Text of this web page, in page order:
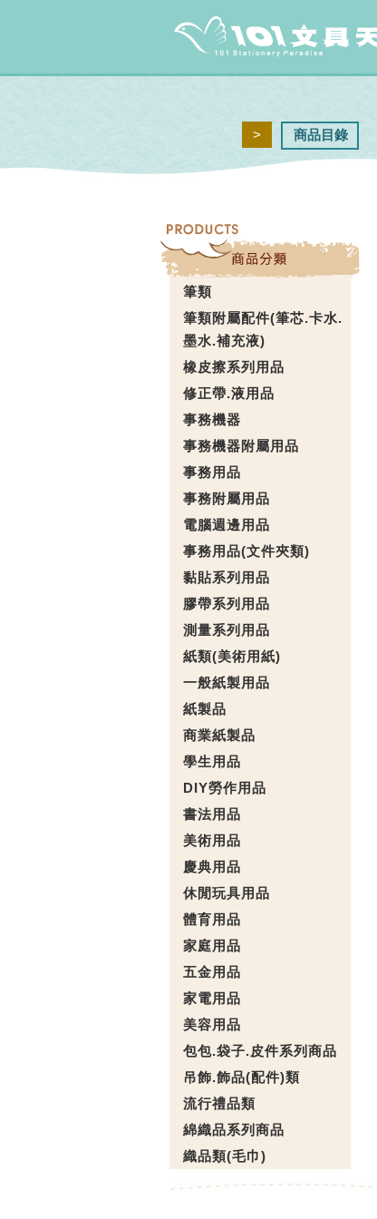
> 商品目錄
筆類
筆類附屬配件(筆芯.卡水.
墨水.補充液)
橡皮擦系列用品
修正帶.液用品
事務機器
事務機器附屬用品
事務用品
事務附屬用品
電腦週邊用品
事務用品(文件夾類)
黏貼系列用品
膠帶系列用品
測量系列用品
紙類(美術用紙)
一般紙製用品
紙製品
商業紙製品
學生用品
DIY勞作用品
書法用品
美術用品
慶典用品
休閒玩具用品
體育用品
家庭用品
五金用品
家電用品
美容用品
包包.袋子.皮件系列商品
吊飾.飾品(配件)類
流行禮品類
綿織品系列商品
織品類(毛巾)